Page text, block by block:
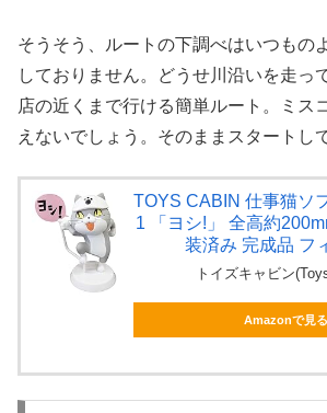
そうそう、ルートの下調べはいつもの
しておりません。どうせ川沿いを走っ
店の近くまで行ける簡単ルート。ミス
えないでしょう。そのままスタートし
TOYS CABIN 仕事猫ソ
1 「ヨシ!」 全高約
装済み 完成品 フ
トイズキャビン
Amazonで見る